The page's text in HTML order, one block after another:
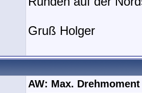
Gruß Holger
AW: Max.